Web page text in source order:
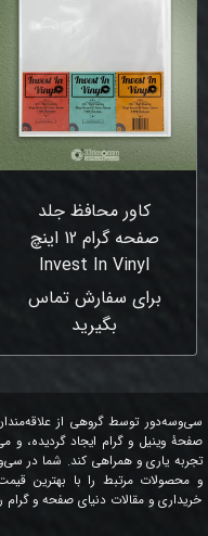
کاور محافظ جلد
صفحه گرام 12 اینچ
Invest In Vinyl
برای سفارش تماس
بگیرید
سی‌وسه‌دور توسط گروهی از
صفحۀ وینیل و گرام ایجاد گردیده، و
تجربه یاری و همراهی کند. شما در
و محصولات مرتبط را با بهترین
خریداری و مقالات دنیای صفحه و گرام